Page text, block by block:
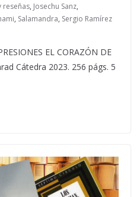
reseñas, Josechu Sanz,
, Salamandra, Sergio Ramírez
EL CORAZÓN DE
Cátedra 2023. 256 págs. 5